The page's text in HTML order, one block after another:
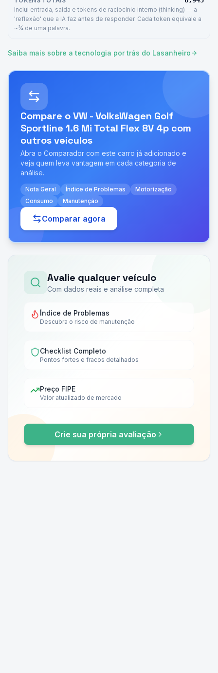
Inclui entrada, saída e tokens de raciocínio interno (thinking) — a
'reflexão' que a IA faz antes de responder. Cada token equivale a
~¾ de uma palavra.
Saiba mais sobre a tecnologia por trás do Lasanheiro
Compare oVW - VolksWagen Golf
Sportline 1.6 Mi Total Flex 8V 4p com
outros veículos
Abra o Comparador com este carro já adicionado e
veja quem leva vantagem em cada categoria de
análise.
Nota Geral Índice de Problemas
Motorização
Consumo
Manutenção
Comparar agora
Avalie qualquer veículo
Com dados reais e análise completa
Índice de Problemas
Descubra o risco de manutenção
Checklist Completo
Pontos fortes e fracos detalhados
Preço FIPE
Valor atualizado de mercado
Crie sua própria avaliação